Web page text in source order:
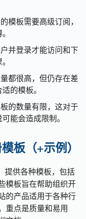
模板需要高级订阅，
并登录才能访问和下
都很高，但仍存在差
的模板。
的数量有限，这对于
能会造成限制。
板（+示例）
提供各种模板，包括
模板旨在帮助组织开
的产品适用于各种行
重点是质量和易用